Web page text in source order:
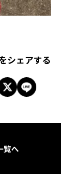
シェアする
覧へ